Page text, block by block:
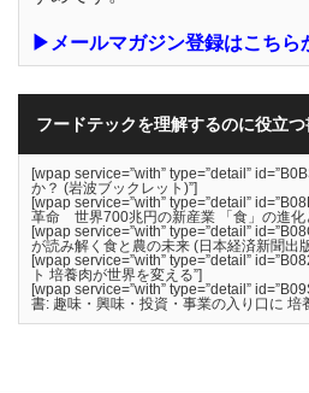
▶メールマガジン登録はこちら
フードテックを理解するのに役立
[wpap service=”with” type=”detail”
か？ (岩波ブックレット)”]
[wpap service=”with” type=”detail”
革命 世界700兆円の新産業 「食」の進化
[wpap service=”with” type=”detail”
が読み解く食と農の未来 (日本経済新聞出
[wpap service=”with” type=”detail”
ト 培養肉が世界を変える”]
[wpap service=”with” type=”detail”
書: 趣味・興味・投資・事業の入り口に 培